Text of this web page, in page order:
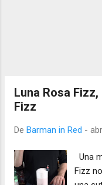
Luna Rosa
Fizz
De Barman in Red -
Una
Fizz